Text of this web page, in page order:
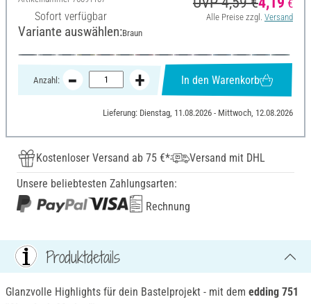
Sofort verfügbar
€
Alle Preise zzgl. Versand
Variante auswählen:Braun
Anzahl: In den Warenkorb
Lieferung: Dienstag, 11.08.2026 - Mittwoch, 12.08.2026
Kostenloser Versand ab 75 €*
Versand mit DHL
Unsere beliebtesten Zahlungsarten:
Rechnung
Produktdetails
Glanzvolle Highlights für dein Bastelprojekt - mit dem edding 751